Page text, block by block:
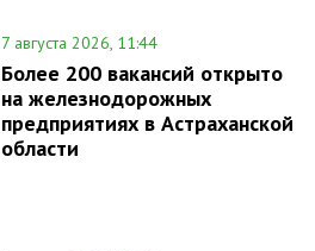
7 августа 2026, 11:44
Более 200 вакансий открыто
на железнодорожных
предприятиях в Астраханской
области